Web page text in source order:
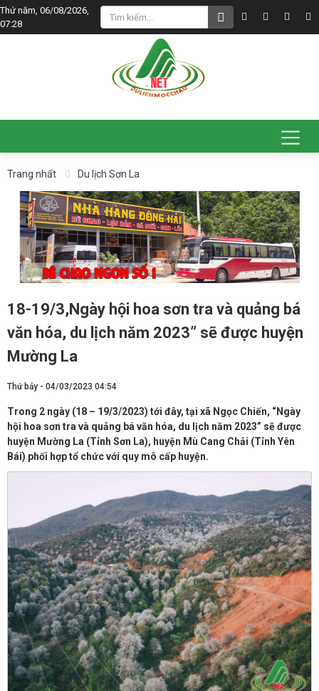
Thứ năm, 06/08/2026,
07:28
Trang nhất Du lịch Sơn La
18-19/3,Ngày hội hoa sơn tra và quảng bá
văn hóa, du lịch năm 2023” sẽ được huyện
Mường La
Thứ bảy - 04/03/2023 04:54
Trong 2 ngày (18 – 19/3/2023) tới đây, tại xã Ngọc Chiến, “Ngày
hội hoa sơn tra và quảng bá văn hóa, du lịch năm 2023” sẽ được
huyện Mường La (Tỉnh Sơn La), huyện Mù Cang Chải (Tỉnh Yên
Bái) phối hợp tổ chức với quy mô cấp huyện.